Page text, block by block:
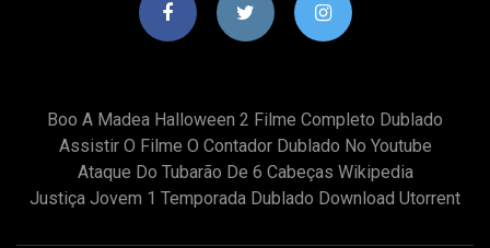
Boo A Madea Halloween 2 Filme Completo Dublado
Assistir O Filme O Contador Dublado No Youtube
Ataque Do Tubarão De 6 Cabeças Wikipedia
Justiça Jovem 1 Temporada Dublado Download Utorrent